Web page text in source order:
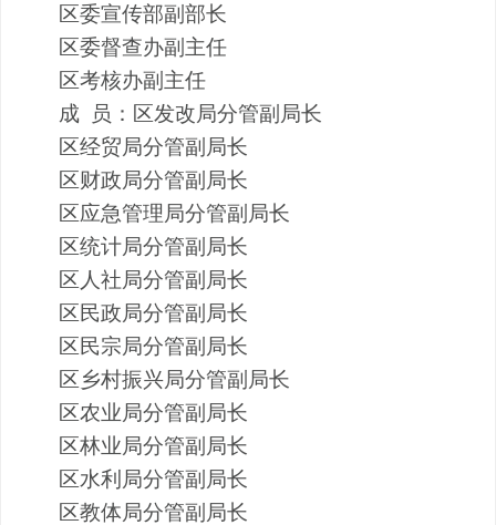
区委宣传部副部长
区委督查办副主任
区考核办副主任
成
员：区发改局分管副局长
区经贸局分管副局长
区财政局分管副局长
区应急管理局分管副局长
区统计局分管副局长
区人社局分管副局长
区民政局分管副局长
区民宗局分管副局长
区 乡村振兴局分管副 局长
区农业局分管副局长
区林业局分管副局长
区水利局分管副局长
区教体局分管副局长